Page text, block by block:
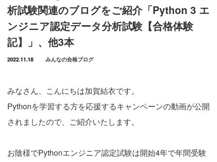
析試験関連のブログをご紹介「Python 3 エ
ンジニア認定データ分析試験【合格体験
記】」、他3本
2022.11.18 みんなの合格ブログ
みなさん、こんにちは加賀結衣です。
Pythonを学習する方を応援するキャンペーンの動画が公開
されましたので、ご紹介いたします。
お陰様でPythonエンジニア認定試験は開始4年で年間受験